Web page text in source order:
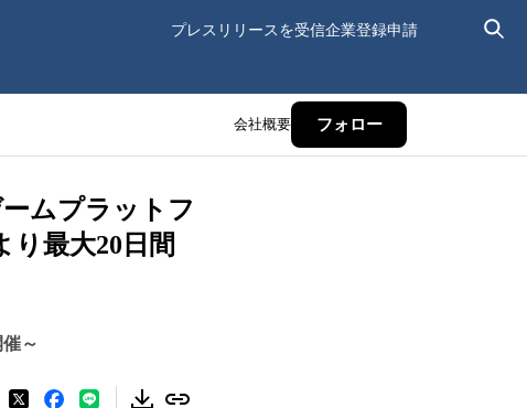
プレスリリースを受信企業登録申請
会社概要 フォロー
ムプラットフ
り最大20日間
～